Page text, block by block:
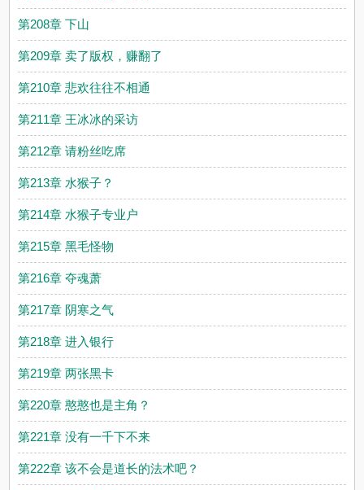
第208章 下山
第209章 卖了版权，赚翻了
第210章 悲欢往往不相通
第211章 王冰冰的采访
第212章 请粉丝吃席
第213章 水猴子？
第214章 水猴子专业户
第215章 黑毛怪物
第216章 夺魂萧
第217章 阴寒之气
第218章 进入银行
第219章 两张黑卡
第220章 憨憨也是主角？
第221章 没有一千下不来
第222章 该不会是道长的法术吧？